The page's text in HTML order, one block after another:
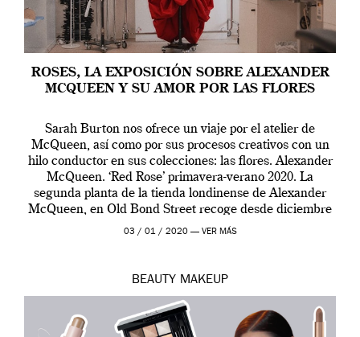
ROSES, LA EXPOSICIÓN SOBRE ALEXANDER
MCQUEEN Y SU AMOR POR LAS FLORES
Sarah Burton nos ofrece un viaje por el atelier de
McQueen, así como por sus procesos creativos con un
hilo conductor en sus colecciones: las flores. Alexander
McQueen. ‘Red Rose’ primavera-verano 2020. La
segunda planta de la tienda londinense de Alexander
McQueen, en Old Bond Street recoge desde diciembre
de 2019 hasta final de abril […]
03 / 01 / 2020 — VER MÁS
BEAUTY MAKEUP